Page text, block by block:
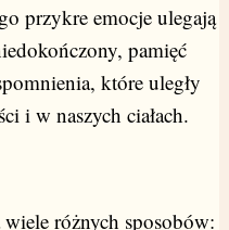
przykre emocje ulegają
pamięć
które uległy
i w naszych ciałach.
różnych sposobów: